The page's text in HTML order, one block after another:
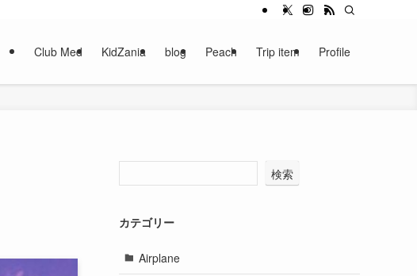
Club Med KidZania blog Peach Trip item Profile
検索
カテゴリー
Airplane